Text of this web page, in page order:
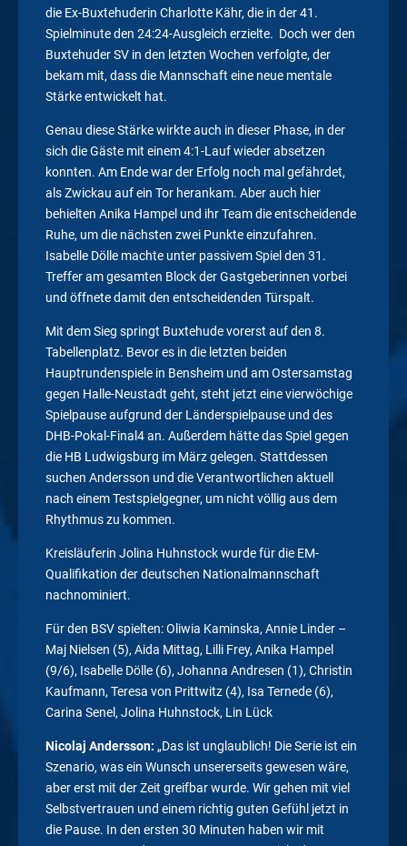
die Ex-Buxtehuderin Charlotte Kähr, die in der 41.
Spielminute den 24:24-Ausgleich erzielte. Doch wer den
Buxtehuder SV in den letzten Wochen verfolgte, der
bekam mit, dass die Mannschaft eine neue mentale
Stärke entwickelt hat.
Genau diese Stärke wirkte auch in dieser Phase, in der
sich die Gäste mit einem 4:1-Lauf wieder absetzen
konnten. Am Ende war der Erfolg noch mal gefährdet,
als Zwickau auf ein Tor herankam. Aber auch hier
behielten Anika Hampel und ihr Team die entscheidende
Ruhe, um die nächsten zwei Punkte einzufahren.
Isabelle Dölle machte unter passivem Spiel den 31.
Treffer am gesamten Block der Gastgeberinnen vorbei
und öffnete damit den entscheidenden Türspalt.
Mit dem Sieg springt Buxtehude vorerst auf den 8.
Tabellenplatz. Bevor es in die letzten beiden
Hauptrundenspiele in Bensheim und am Ostersamstag
gegen Halle-Neustadt geht, steht jetzt eine vierwöchige
Spielpause aufgrund der Länderspielpause und des
DHB-Pokal-Final4 an. Außerdem hätte das Spiel gegen
die HB Ludwigsburg im März gelegen. Stattdessen
suchen Andersson und die Verantwortlichen aktuell
nach einem Testspielgegner, um nicht völlig aus dem
Rhythmus zu kommen.
Kreisläuferin Jolina Huhnstock wurde für die EM-
Qualifikation der deutschen Nationalmannschaft
nachnominiert.
Für den BSV spielten: Oliwia Kaminska, Annie Linder –
Maj Nielsen (5), Aida Mittag, Lilli Frey, Anika Hampel
(9/6), Isabelle Dölle (6), Johanna Andresen (1), Christin
Kaufmann, Teresa von Prittwitz (4), Isa Ternede (6),
Carina Senel, Jolina Huhnstock, Lin Lück
Nicolaj Andersson: „Das ist unglaublich! Die Serie ist ein
Szenario, was ein Wunsch unsererseits gewesen wäre,
aber erst mit der Zeit greifbar wurde. Wir gehen mit viel
Selbstvertrauen und einem richtig guten Gefühl jetzt in
die Pause. In den ersten 30 Minuten haben wir mit